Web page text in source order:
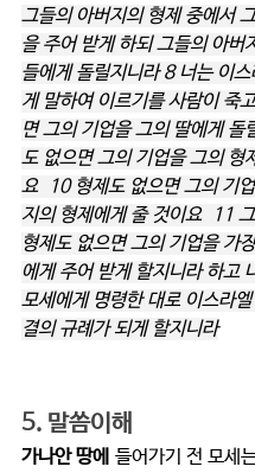
그들의 아버지의 형제 중에서
을 주어 받게 하되 그들의 아버
들에게 돌릴지니라 8 너는 이
게 말하여 이르기를 사람이 죽
면 그의 기업을 그의 딸에게 돌
도 없으면 그의 기업을 그의 형
요  10 형제도 없으면 그의 기
지의 형제에게 줄 것이요  11
형제도 없으면 그의 기업을 가
에게 주어 받게 할지니라 하고
모세에게 명령한 대로 이스라
결의 규례가 되게 할지니라
5. 말씀이해
가나안 땅에 들어가기 전 모세